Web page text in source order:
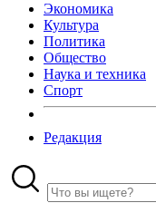
Экономика
Культура
Политика
Общество
Наука и техника
Спорт
Редакция